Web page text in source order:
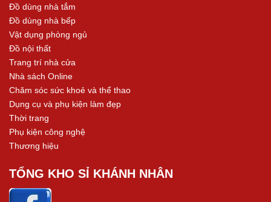
Đồ dùng nhà tắm
Đồ dùng nhà bếp
Vật dụng phòng ngủ
Đồ nội thất
Trang trí nhà cửa
Nhà sách Online
Chăm sóc sức khoẻ và thể thao
Dụng cụ và phụ kiện làm đẹp
Thời trang
Phụ kiện công nghệ
Thương hiệu
TỔNG KHO SỈ KHÁNH NHÂN